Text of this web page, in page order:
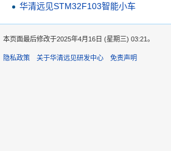
华清远见STM32F103智能小车
本页面最后修改于2025年4月16日 (星期三) 03:21。
隐私政策 关于华清远见研发中心 免责声明